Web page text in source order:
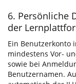
6. Persönliche
der
Ein Benutzerkonto
mindestens Vor-
sowie bei
Benutzernamen.